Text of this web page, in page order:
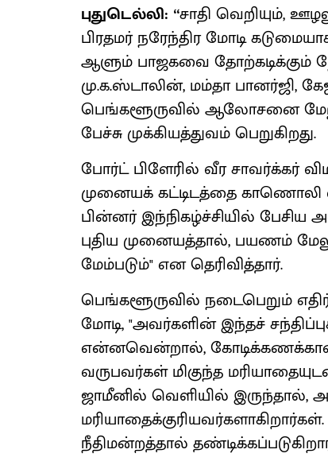
புதுடெல்லி: “சாதி வெறியும்,
பிரதமர் நரேந்திர மோடி
ஆளும் பாஜகவை தோற்கடிக்கும்
மு.க.ஸ்டாலின், மம்தா பானர்ஜி,
பெங்களூருவில் ஆலோசனை
பேச்சு முக்கியத்துவம் பெறுகிறது.
போர்ட் பிளேரில் வீர சாவர்க்கர்
முனையக் கட்டிடத்தை காணொலி
பின்னர் இந்நிகழ்ச்சியில்
புதிய முனையத்தால், பயணம்
மேம்படும்" என தெரிவித்தார்.
பெங்களூருவில் நடைபெறும்
மோடி, "அவர்களின் இந்தச்
என்னவென்றால்,
வருபவர்கள் மிகுந்த
ஜாமீனில் வெளியில் இருந்தால்,
நீதிமன்றத்தால்